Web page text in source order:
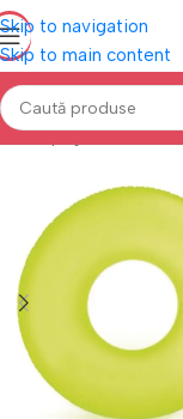
Skip to navigation
Skip to main content
Prima pagină PISCINE